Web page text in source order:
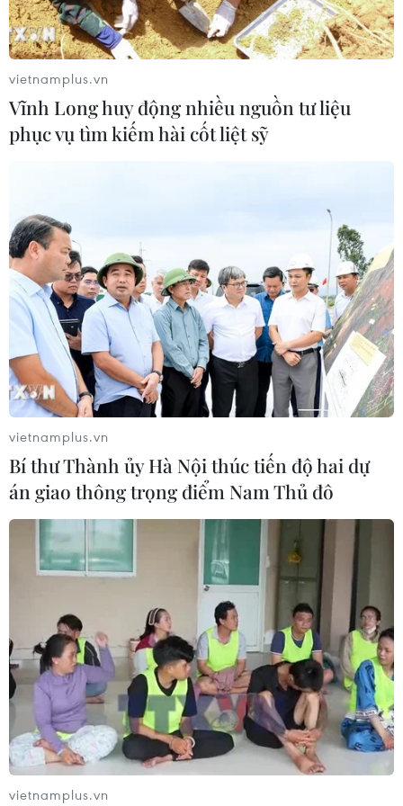
án tổ chức sử dụng trái phép chất ma
túy
07/08/2026 04:40
Khởi tố đối tượng giả danh Công an,
lừa đảo "chạy án" tại Đắk Lắk
Cảnh sát khám xét nơi ở của Huấn
"Hoa Hồng"
06/08/2026 15:04
Bãi bỏ một số văn bản quy phạm
pháp luật không còn phù hợp
Khởi tố người đi bộ gây tai nạn chết
người trên quốc lộ ở Quảng Trị
06/08/2026 09:44
Khởi tố Chủ tịch Hội đồng quản trị,
Giám đốc Công ty cổ phần Mekolor
06/08/2026 09:06
Thêm một nhóm dàn cảnh cướp giật
tại khu Tân Huê Viên sa lưới
vietnamplus.vn
Vĩnh Long huy động nhiều nguồn tư liệu
phục vụ tìm kiếm hài cốt liệt sỹ
vietnamplus.vn
Bí thư Thành ủy Hà Nội thúc tiến độ hai dự
án giao thông trọng điểm Nam Thủ đô
vietnamplus.vn